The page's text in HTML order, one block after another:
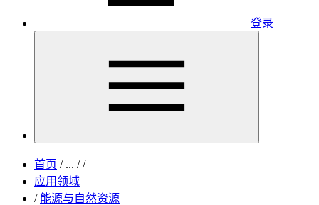
登录
首页 /... / /
应用领域
/ 能源与自然资源